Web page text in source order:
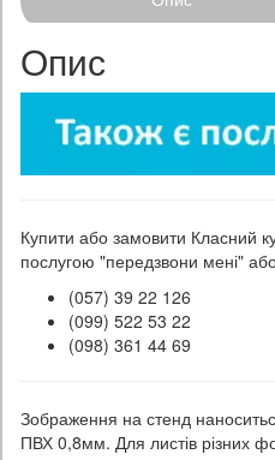
Опис
Купити або замовити Класний
послугою "передзвони мені"
(057) 39 22 126
(099) 522 53 22
(098) 361 44 69
Зображення на стенд
ПВХ 0,8мм. Для листів різних